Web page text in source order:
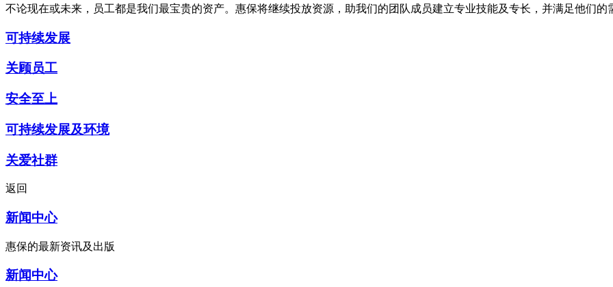
不论现在或未来，员工都是我们最宝贵的资产。惠保将继续投放资源，助我们的团队成员建立专业技能及专长，并满足他们的
可持续发展
关顾员工
安全至上
可持续发展及环境
关爱社群
返回
新闻中心
惠保的最新资讯及出版
新闻中心